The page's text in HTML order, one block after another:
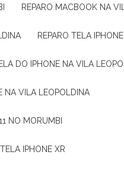
REPARO MACBOOK NA
REPARO TELA IPHONE
DO IPHONE NA VILA
NA VILA LEOPOLDINA
NO MORUMBI
TELA IPHONE XR